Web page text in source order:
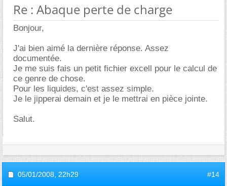
Re : Abaque perte de charge
Bonjour,
J'ai bien aimé la dernière réponse. Assez
documentée.
Je me suis fais un petit fichier excell pour le calcul de
ce genre de chose.
Pour les liquides, c'est assez simple.
Je le jipperai demain et je le mettrai en pièce jointe.
Salut.
05/01/2008, 22h29 #14